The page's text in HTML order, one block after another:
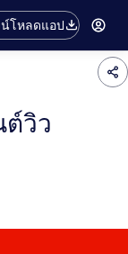
โหลดแอป
วิว